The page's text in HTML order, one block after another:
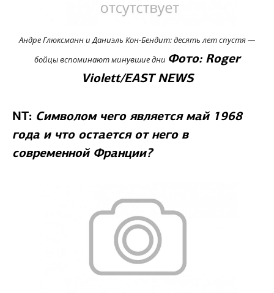
Андре Глюксманн и Даниэль Кон-Бендит: десять лет спустя —
бойцы вспоминают минувшие дни Фото: Roger
Violett/EAST NEWS
NT: Cимволом чего является май 1968
года и что остается от него в
современной Франции?